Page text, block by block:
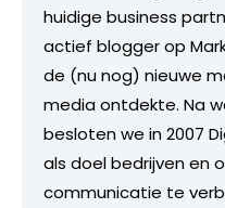
huidige business
actief blogger op
de (nu nog) nieuwe
media ontdekte. Na
besloten we in 2007
als doel bedrijven en
communicatie te